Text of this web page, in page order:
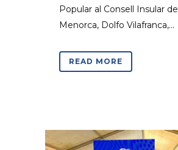
Popular al Consell Insular de
Menorca, Dolfo Vilafranca,...
READ MORE